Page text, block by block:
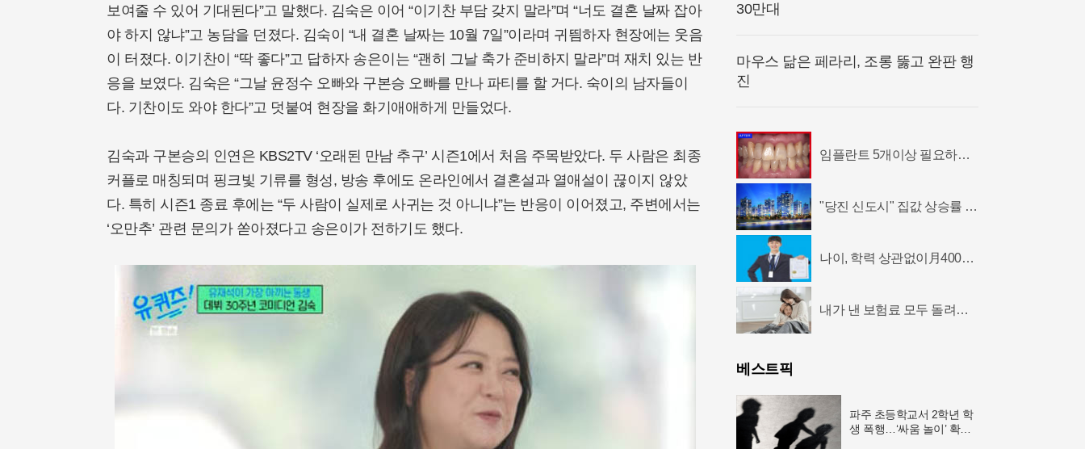
보여줄 수 있어 기대된다”고 말했다. 김숙은 이어 “이기찬 부담 갖지 말라”며 “너도 결혼 날짜 잡아
야 하지 않냐”고 농담을 던졌다. 김숙이 “내 결혼 날짜는 10월 7일”이라며 귀띔하자 현장에는 웃음
이 터졌다. 이기찬이 “딱 좋다”고 답하자 송은이는 “괜히 그날 축가 준비하지 말라”며 재치 있는 반
응을 보였다. 김숙은 “그날 윤정수 오빠와 구본승 오빠를 만나 파티를 할 거다. 숙이의 남자들이
다. 기찬이도 와야 한다”고 덧붙여 현장을 화기애애하게 만들었다.
김숙과 구본승의 인연은 KBS2TV ‘오래된 만남 추구’ 시즌1에서 처음 주목받았다. 두 사람은 최종
커플로 매칭되며 핑크빛 기류를 형성, 방송 후에도 온라인에서 결혼설과 열애설이 끊이지 않았
다. 특히 시즌1 종료 후에는 “두 사람이 실제로 사귀는 것 아니냐”는 반응이 이어졌고, 주변에서는
‘오만추’ 관련 문의가 쏟아졌다고 송은이가 전하기도 했다.
30만대
마우스 닮은 페라리, 조롱 뚫고 완판 행
진
임플란트 5개이상 필요하다
"당진 신도시" 집값 상승률 1
나이, 학력 상관없이月400소
내가 낸 보험료 모두 돌려주
베스트픽
파주 초등학교서 2학년 학
생 폭행…‘싸움 놀이’ 확산